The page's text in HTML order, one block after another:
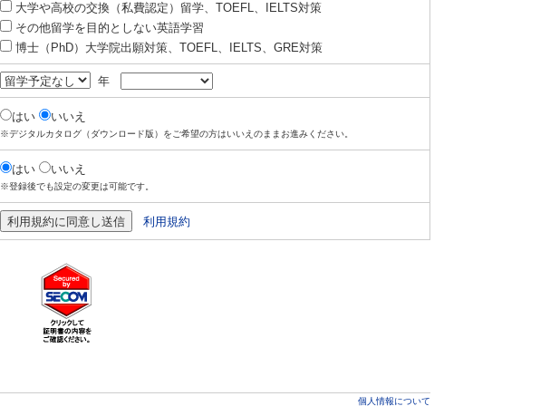
大学や高校の交換（私費認定）留学、TOEFL、IELTS対策
その他留学を目的としない英語学習
博士（PhD）大学院出願対策、TOEFL、IELTS、GRE対策
年
はい いいえ
※デジタルカタログ（ダウンロード版）をご希望の方はいいえのままお進みください。
はい いいえ
※登録後でも設定の変更は可能です。
利用規約
個人情報について